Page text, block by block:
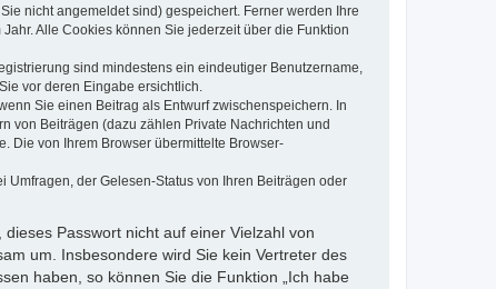
nicht angemeldet sind) gespeichert. Ferner werden Ihre
Alle Cookies können Sie jederzeit über die Funktion
sind mindestens ein eindeutiger Benutzername,
vor deren Eingabe ersichtlich.
Sie einen Beitrag als Entwurf zwischenspeichern. In
von Beiträgen (dazu zählen Private Nachrichten und
Die von Ihrem Browser übermittelte Browser-
der Gelesen-Status von Ihren Beiträgen oder
Passwort nicht auf einer Vielzahl von
um. Insbesondere wird Sie kein Vertreter des
haben, so können Sie die Funktion „Ich habe